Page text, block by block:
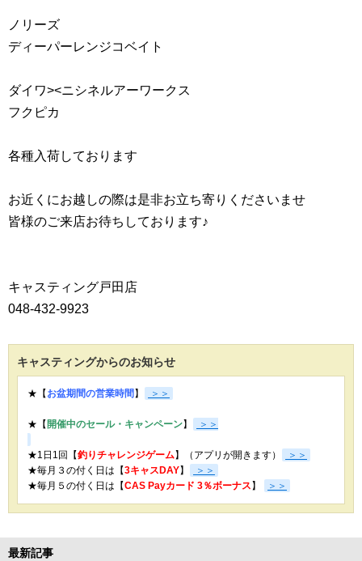
ノリーズ
ディーパーレンジコベイト
ダイワ><ニシネルアーワークス
フクピカ
各種入荷しております
お近くにお越しの際は是非お立ち寄りくださいませ
皆様のご来店お待ちしております♪
キャスティング戸田店
048-432-9923
キャスティングからのお知らせ
★【 お盆期間の営業時間 】 ＞＞
★【 開催中のセール・キャンペーン】 ＞＞
★1日1回【釣りチャレンジゲーム】（アプリが開きます）
＞＞
★毎月３の付く日は【3キャスDAY】
＞＞
★毎月５の付く日は【CAS Payカード 3％ボーナス 】 ＞＞
最新記事